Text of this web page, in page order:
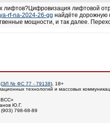
лифтовой
rf-na-2024-26-gg найдёте дорожную
мощности, и так далее.
ЭЛ № ФС 77 - 79138), 18+
технологий и массовых
Ю.Г.
(903) 798-68-89